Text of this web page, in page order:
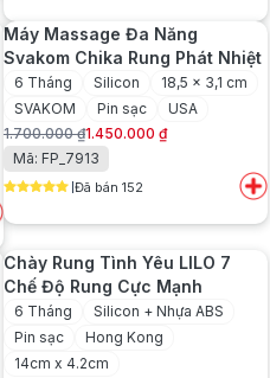
750.000 ₫.
là:
530.000 ₫.
Máy Massage Đa Năng
Svakom Chika Rung Phát Nhiệt
6 Tháng Silicon
18,5 x 3,1 cm
SVAKOM
Pin sạc
USA
1.700.000₫
Giá
gốc
là:
1.700.000 ₫.
1.450.000 ₫
Giá
hiện
tại
là:
1.450.000 ₫.
Mã: FP_7913
Đã bán 152
Chày Rung Tình Yêu LILO 7
Chế Độ Rung Cực Mạnh
6 Tháng
Silicon + Nhựa ABS
Pin sạc
Hong Kong
14cm x 4.2cm